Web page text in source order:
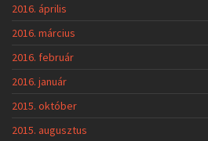
2016. április
2016. március
2016. február
2016. január
2015. október
2015. augusztus